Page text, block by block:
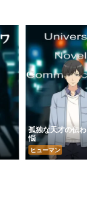
孤独な天才の伝
悩
ヒューマン